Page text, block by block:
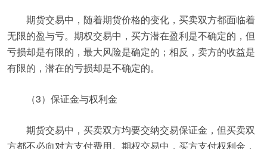
期货交易中，随着期货价格的变化，买卖双方都面临着
无限的盈与亏。期权交易中，买方潜在盈利是不确定的，但
亏损却是有限的，最大风险是确定的；相反，卖方的收益是
有限的，潜在的亏损却是不确定的。
（3）保证金与权利金
期货交易中，买卖双方均要交纳交易保证金，但买卖双
方都不必向对方支付费用。期权交易中，买方支付权利金，